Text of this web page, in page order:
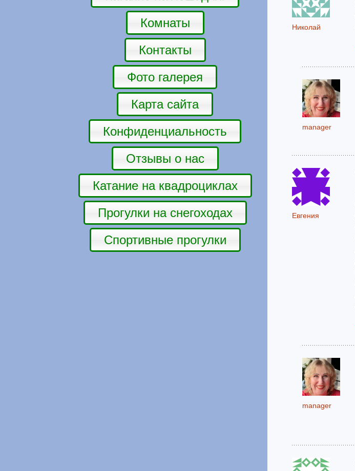
Комнаты
Контакты
Фото галерея
Карта сайта
Конфиденциальность
Отзывы о нас
Катание на квадроциклах
Прогулки на снегоходах
Спортивные прогулки
Николай
manager
Евгения
manager